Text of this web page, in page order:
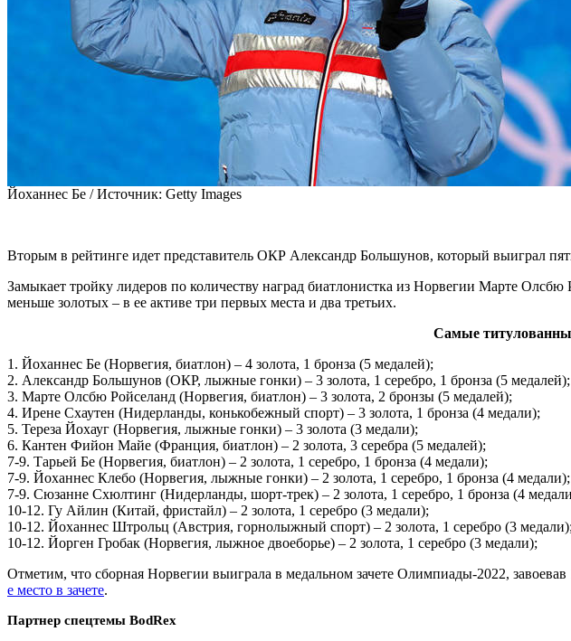
Йоханнес Бе /Источник: Getty Images
Вторым в рейтинге идет представитель ОКР Александр Большунов, который выиграл
Замыкает тройку лидеров по количеству наград биатлонистка из Норвегии Марте Олсбю
меньше золотых – в ее активе три первых места и два третьих.
Самые
1. Йоханнес Бе (Норвегия, биатлон) – 4 золота, 1 бронза (5 медалей);
2. Александр Большунов (ОКР, лыжные гонки) – 3 золота, 1 серебро, 1 бронза (5 медалей);
3. Марте Олсбю Ройселанд (Норвегия, биатлон) – 3 золота, 2 бронзы (5 медалей);
4. Ирене Схаутен (Нидерланды, конькобежный спорт) – 3 золота, 1 бронза (4 медали);
5. Тереза Йохауг (Норвегия, лыжные гонки) – 3 золота (3 медали);
6. Кантен Фийон Майе (Франция, биатлон) – 2 золота, 3 серебра (5 медалей);
7-9. Тарьей Бе (Норвегия, биатлон) – 2 золота, 1 серебро, 1 бронза (4 медали);
7-9. Йоханнес Клебо (Норвегия, лыжные гонки) – 2 золота, 1 серебро, 1 бронза (4 медали);
7-9. Сюзанне Схюлтинг (Нидерланды, шорт-трек) – 2 золота, 1 серебро, 1 бронза (4
10-12. Гу Айлин (Китай, фристайл) – 2 золота, 1 серебро (3 медали);
10-12. Йоханнес Штрольц (Австрия, горнолыжный спорт) – 2 золота, 1 серебро (3 медали);
10-12. Йорген Гробак (Норвегия, лыжное двоеборье) – 2 золота, 1 серебро (3 медали);
Отметим, что сборная Норвегии выиграла в медальном зачете Олимпиады-2022,
е место в зачете.
Партнер спецтемы BodRex